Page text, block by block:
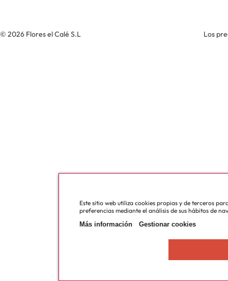
© 2026 Flores el Calé S.L Los
Este sitio web utiliza cookies propias y de terceros
preferencias mediante el análisis de sus hábitos de
Más información
Gestionar cookies